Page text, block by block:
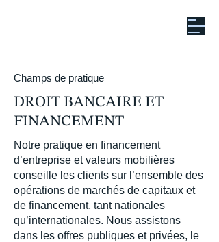
Champs de pratique
DROIT BANCAIRE ET
FINANCEMENT
Notre pratique en financement
d’entreprise et valeurs mobilières
conseille les clients sur l’ensemble des
opérations de marchés de capitaux et
de financement, tant nationales
qu’internationales. Nous assistons
dans les offres publiques et privées, le